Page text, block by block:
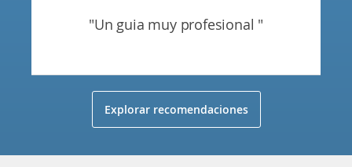
"un guia muy profesional "
Explorar recomendaciones